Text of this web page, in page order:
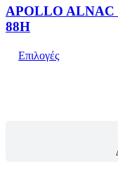
APOLLO ALNAC
88H
Επιλογές